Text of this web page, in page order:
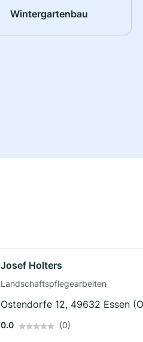
Wintergartenbau
Josef Holters
Landschaftspflegearbeiten
Ostendorfe 12, 49632 Essen
0.0 (0)